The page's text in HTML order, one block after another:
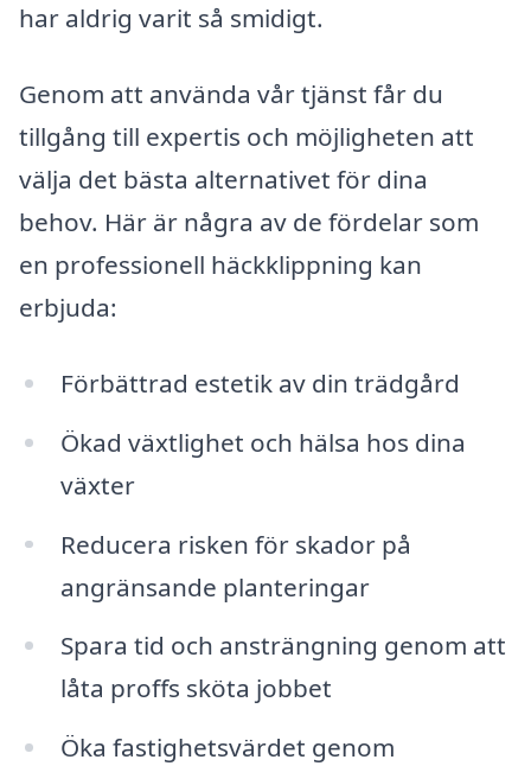
har aldrig varit så smidigt.
Genom att använda vår tjänst får du
tillgång till expertis och möjligheten att
välja det bästa alternativet för dina
behov. Här är några av de fördelar som
en professionell häckklippning kan
erbjuda:
Förbättrad estetik av din trädgård
Ökad växtlighet och hälsa hos dina
växter
Reducera risken för skador på
angränsande planteringar
Spara tid och ansträngning genom att
låta proffs sköta jobbet
Öka fastighetsvärdet genom